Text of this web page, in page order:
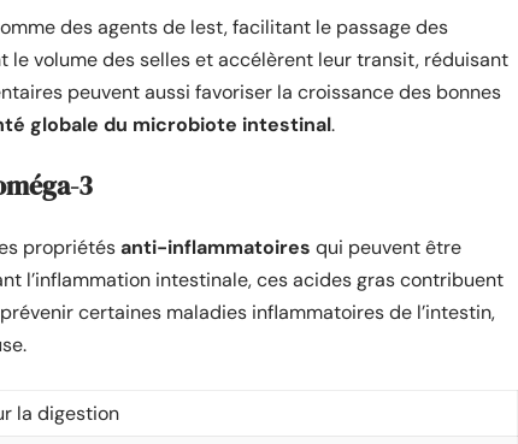
des agents de lest, facilitant le passage des
le volume des selles et accélèrent leur transit, réduisant
peuvent aussi favoriser la croissance des bonnes
globale du microbiote intestinal.
3
propriétésanti-inflammatoires qui peuvent être
l’inflammation intestinale, ces acides gras contribuent
certaines maladies inflammatoires de l’intestin,
la digestion